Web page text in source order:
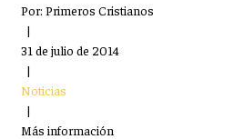
Por: Primeros Cristianos
|
31 de julio de 2014
|
Noticias
|
Más información